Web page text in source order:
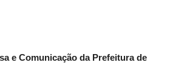
e Comunicação da Prefeitura de